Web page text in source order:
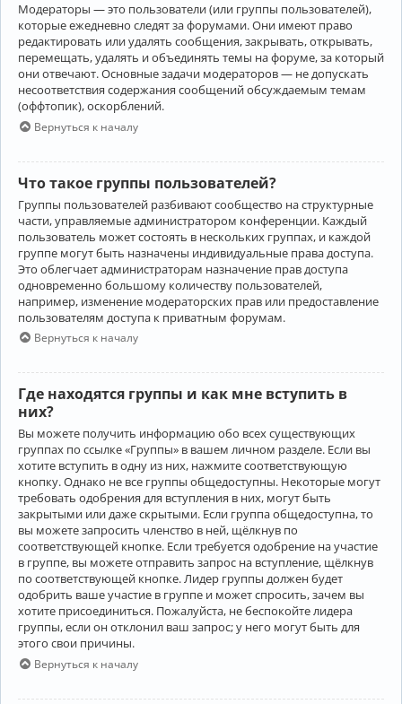
Модераторы — это пользователи (или группы пользователей),
которые ежедневно следят за форумами. Они имеют право
редактировать или удалять сообщения, закрывать, открывать,
перемещать, удалять и объединять темы на форуме, за который
они отвечают. Основные задачи модераторов — не допускать
несоответствия содержания сообщений обсуждаемым темам
(оффтопик), оскорблений.
Вернуться к началу
Что такое группы пользователей?
Группы пользователей разбивают сообщество на структурные
части, управляемые администратором конференции. Каждый
пользователь может состоять в нескольких группах, и каждой
группе могут быть назначены индивидуальные права доступа.
Это облегчает администраторам назначение прав доступа
одновременно большому количеству пользователей,
например, изменение модераторских прав или предоставление
пользователям доступа к приватным форумам.
Вернуться к началу
Где находятся группы и как мне вступить в
них?
Вы можете получить информацию обо всех существующих
группах по ссылке «Группы» в вашем личном разделе. Если вы
хотите вступить в одну из них, нажмите соответствующую
кнопку. Однако не все группы общедоступны. Некоторые могут
требовать одобрения для вступления в них, могут быть
закрытыми или даже скрытыми. Если группа общедоступна, то
вы можете запросить членство в ней, щёлкнув по
соответствующей кнопке. Если требуется одобрение на участие
в группе, вы можете отправить запрос на вступление, щёлкнув
по соответствующей кнопке. Лидер группы должен будет
одобрить ваше участие в группе и может спросить, зачем вы
хотите присоединиться. Пожалуйста, не беспокойте лидера
группы, если он отклонил ваш запрос; у него могут быть для
этого свои причины.
Вернуться к началу